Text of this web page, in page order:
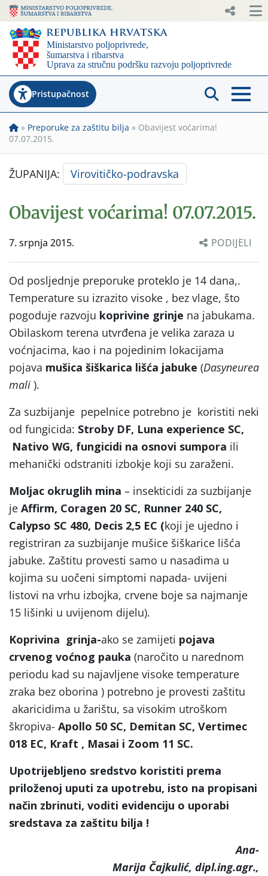
Pristupačnost
» Preporuke za zaštitu bilja » Obavijest voćarima!
07.07.2015.
ŽUPANIJA: Virovitičko-podravska
Obavijest voćarima! 07.07.2015.
7. srpnja 2015. PODIJELI
Od posljednje preporuke proteklo je 14 dana,.
Temperature su izrazito visoke , bez vlage, što
pogoduje razvoju koprivine grinje na jabukama.
Obilaskom terena utvrđena je velika zaraza u
voćnjacima, kao i na pojedinim lokacijama
pojava mušica šiškarica lišća jabuke (Dasyneurea
mali ).
Za suzbijanje pepelnice potrebno je koristiti neki
od fungicida: Stroby DF, Luna experience SC,
Nativo WG, fungicidi na osnovi sumpora ili
mehanički odstraniti izbokje koji su zaraženi.
Moljac okruglih mina – insekticidi za suzbijanje
je Affirm, Coragen 20 SC, Runner 240 SC,
Calypso SC 480, Decis 2,5 EC (koji je ujedno i
registriran za suzbijanje mušice šiškarice lišća
jabuke. Zaštitu provesti samo u nasadima u
kojima su uočeni simptomi napada- uvijeni
listovi na vrhu izbojka, crvene boje sa najmanje
15 lišinki u uvijenom dijelu).
Koprivina grinja-ako se zamijeti pojava
crvenog voćnog pauka (naročito u narednom
periodu kad su najavljene visoke temperature
zraka bez oborina ) potrebno je provesti zaštitu
akaricidima u žarištu, sa visokim utroškom
škropiva- Apollo 50 SC, Demitan SC, Vertimec
018 EC, Kraft , Masai i Zoom 11 SC.
Upotrijebljeno sredstvo koristiti prema
priloženoj uputi za upotrebu, isto na propisani
način zbrinuti, voditi evidenciju o uporabi
sredstava za zaštitu bilja !
Ana-
Marija Čajkulić, dipl.ing.agr.,